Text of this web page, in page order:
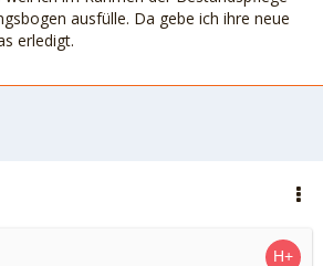
ausfülle. Da gebe ich ihre neue
erledigt.